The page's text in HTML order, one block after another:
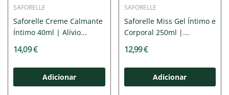
SAFORELLE
Saforelle Creme Calmante
Íntimo 40ml | Alívio...
14,09 €
Adicionar
SAFORELLE
Saforelle Miss Gel Íntimo e
Corporal 250ml |...
12,99 €
Adicionar